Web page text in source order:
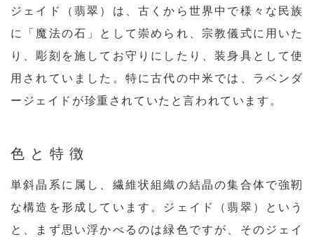
ジェイド（翡翠）は、古くから世界中で様々な民族
に「魔法の石」として崇められ、宗教儀式に用いた
り、彫刻を施してお守りにしたり、装身具として使
用されていました。特に古代の中米では、ラベンダ
ージェイドが珍重されていたと言われています。
色と特徴
単斜晶系に属し、繊維状組織の結晶の集合体で強靭
な構造を形成しています。ジェイド（翡翠）という
と、まず思い浮かべるのは緑色ですが、そのジェイ